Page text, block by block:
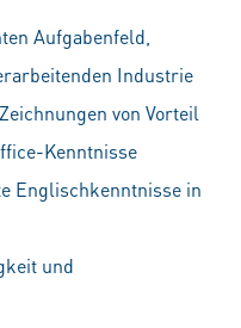
Aufgabenfeld,
Industrie
von Vorteil
Kenntnisse
Englischkenntnisse in
und